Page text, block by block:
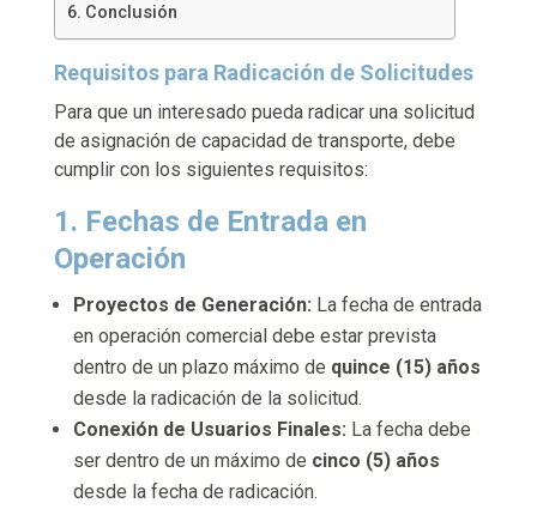
Conclusión
Requisitos para Radicación de Solicitudes
Para que un interesado pueda radicar una solicitud
de asignación de capacidad de transporte, debe
cumplir con los siguientes requisitos:
1. Fechas de Entrada en
Operación
Proyectos de Generación: La fecha de entrada
en operación comercial debe estar prevista
dentro de un plazo máximo de quince (15) años
desde la radicación de la solicitud.
Conexión de Usuarios Finales: La fecha debe
ser dentro de un máximo de cinco (5) años
desde la fecha de radicación.